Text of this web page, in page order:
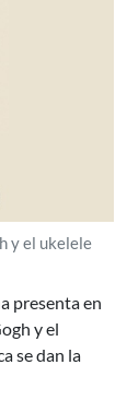
y el ukelele
presenta en
y el
se dan la